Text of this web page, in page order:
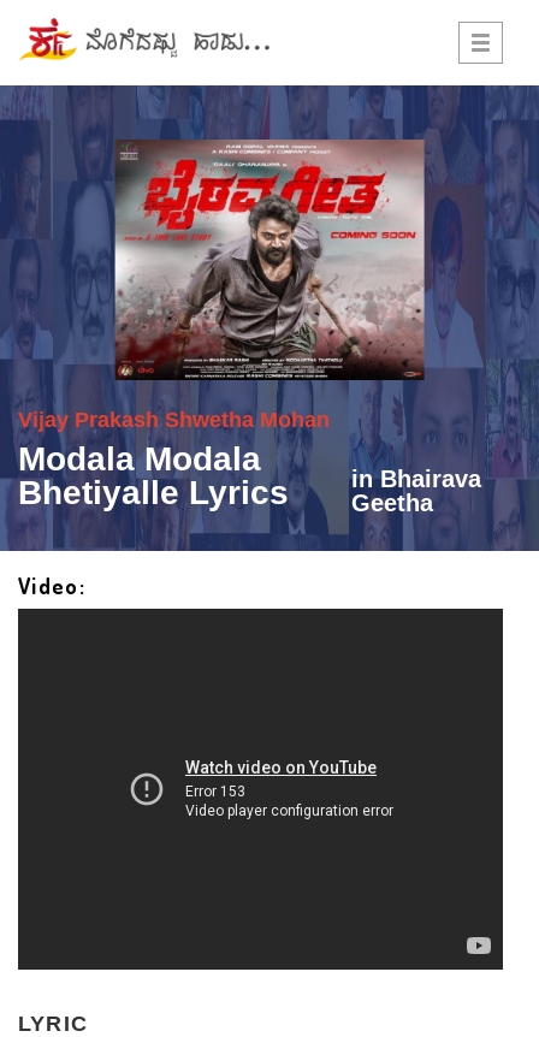
Toggle
Vijay Prakash Shwetha Mohan
Modala Modala
Bhetiyalle Lyrics
inBhairava
Geetha
Video:
LYRIC